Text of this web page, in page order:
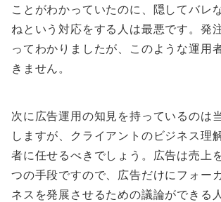
ことがわかっていたのに、隠してバレ
ねという対応をする人は最悪です。発
ってわかりましたが、このような運用
きません。
次に広告運用の知見を持っているのは
しますが、クライアントのビジネス理
者に任せるべきでしょう。広告は売上
つの手段ですので、広告だけにフォー
ネスを発展させるための議論ができる